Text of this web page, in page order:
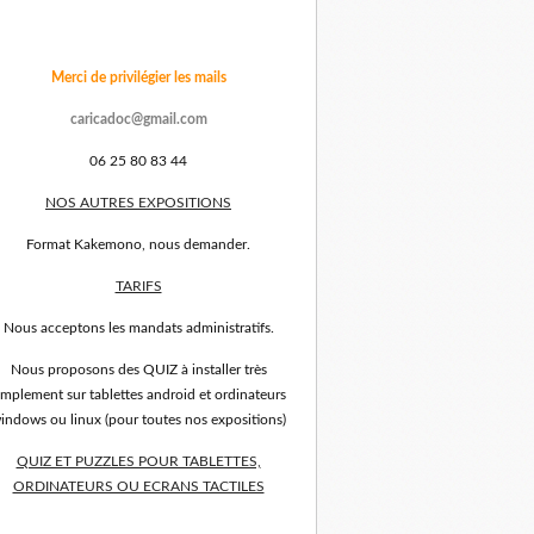
Merci de privilégier les mails
caricadoc@gmail.com
06 25 80 83 44
NOS AUTRES EXPOSITIONS
Format Kakemono, nous demander.
TARIFS
Nous acceptons les mandats administratifs.
Nous proposons des QUIZ à installer très
sur tablettes android et ordinateurs
ou linux (pour toutes nos expositions)
QUIZ ET PUZZLES POUR TABLETTES,
ORDINATEURS OU ECRANS TACTILES